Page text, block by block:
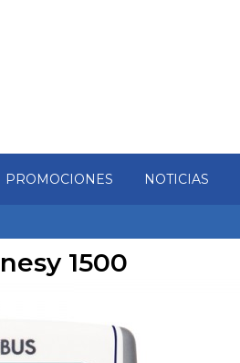
PROMOCIONES NOTICIAS
1500